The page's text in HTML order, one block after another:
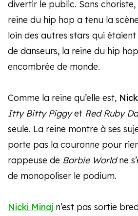
divertir le public. Sans choriste,
reine du hip hop a tenu la
loin des autres stars qui
de danseurs, la reine du hip hop
encombrée de monde.
Comme la reine qu’elle est,
Itty Bitty Piggyet Red Ruby
seule. La reine montre à ses
porte pas la couronne pour
rappeuse de Barbie Worldne
de monopoliser le podium.
Nicki Minaj n’est pas sortie